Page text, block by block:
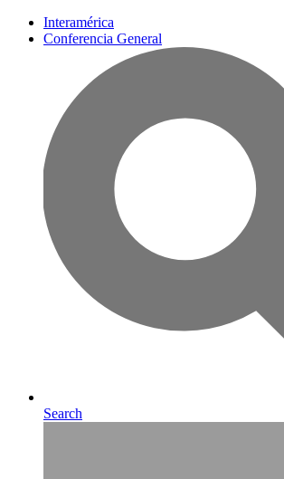
Interamérica
Conferencia General
Search